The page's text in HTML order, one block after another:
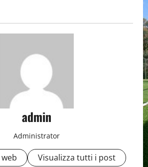
admin
Administrator
Visualizza tutti i post